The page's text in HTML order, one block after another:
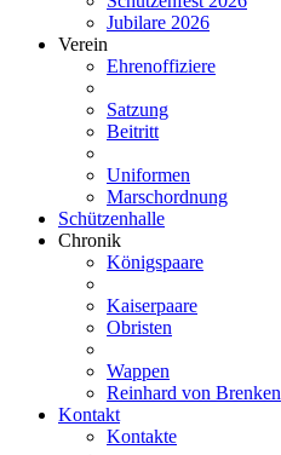
Jubilare 2026
Verein
Ehrenoffiziere
Satzung
Beitritt
Uniformen
Marschordnung
Schützenhalle
Chronik
Königspaare
Kaiserpaare
Obristen
Wappen
Reinhard von Brenken
Kontakt
Kontakte